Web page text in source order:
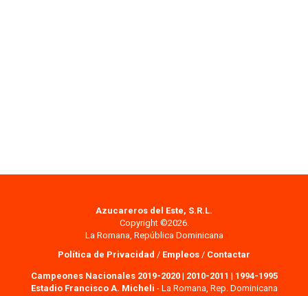
Azucareros del Este, S.R.L.
Copyright ©2026.
La Romana, República Dominicana
Política de Privacidad / Empleos / Contactar
Campeones Nacionales 2019-2020| 2010-2011 | 1994-1995
Estadio Francisco A. Micheli - La Romana, Rep. Dominicana